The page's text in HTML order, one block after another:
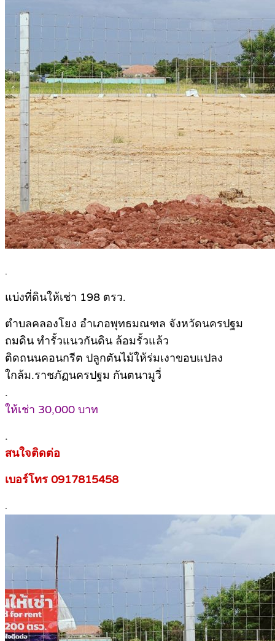
.
แบ่งที่ดินให้เช่า 198 ตรว.
ตำบลคลองโยง อำเภอพุทธมณฑล จังหวัดนครปฐม
ถมดิน ทำรั้วแนวกันดิน ล้อมรั้วแล้ว
ติดถนนคอนกรีต ปลูกตันไม้ให้ร่มเงาขอบแปลง
ใกล้ม.ราชภัฏนครปฐม กันตนามูวี่
.
ให้เช่า 30,000 บาท
.
สนใจติดต่อ
เบอร์โทร 0917815458
.